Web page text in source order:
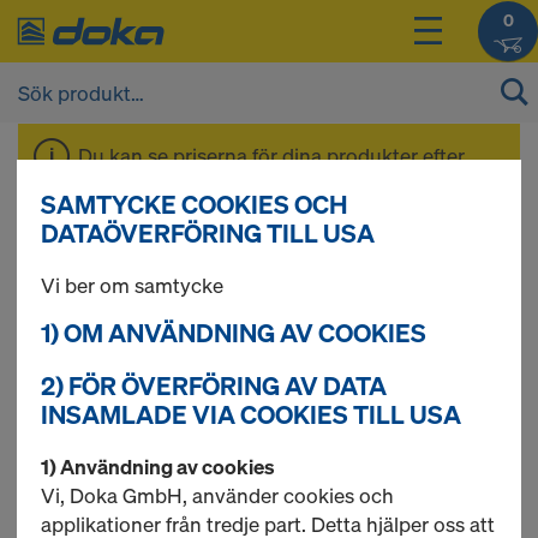
0
Du kan se priserna för dina produkter efter
Doka formstag
1 produkter hittade
Mest sökta
Spännstag 15,0mm
SAMTYCKE COOKIES OCH
DATAÖVERFÖRING TILL USA
Vi ber om samtycke
1) OM ANVÄNDNING AV COOKIES
2) FÖR ÖVERFÖRING AV DATA
INSAMLADE VIA COOKIES TILL USA
1) Användning av cookies
Vi, Doka GmbH, använder cookies och
applikationer från tredje part. Detta hjälper oss att